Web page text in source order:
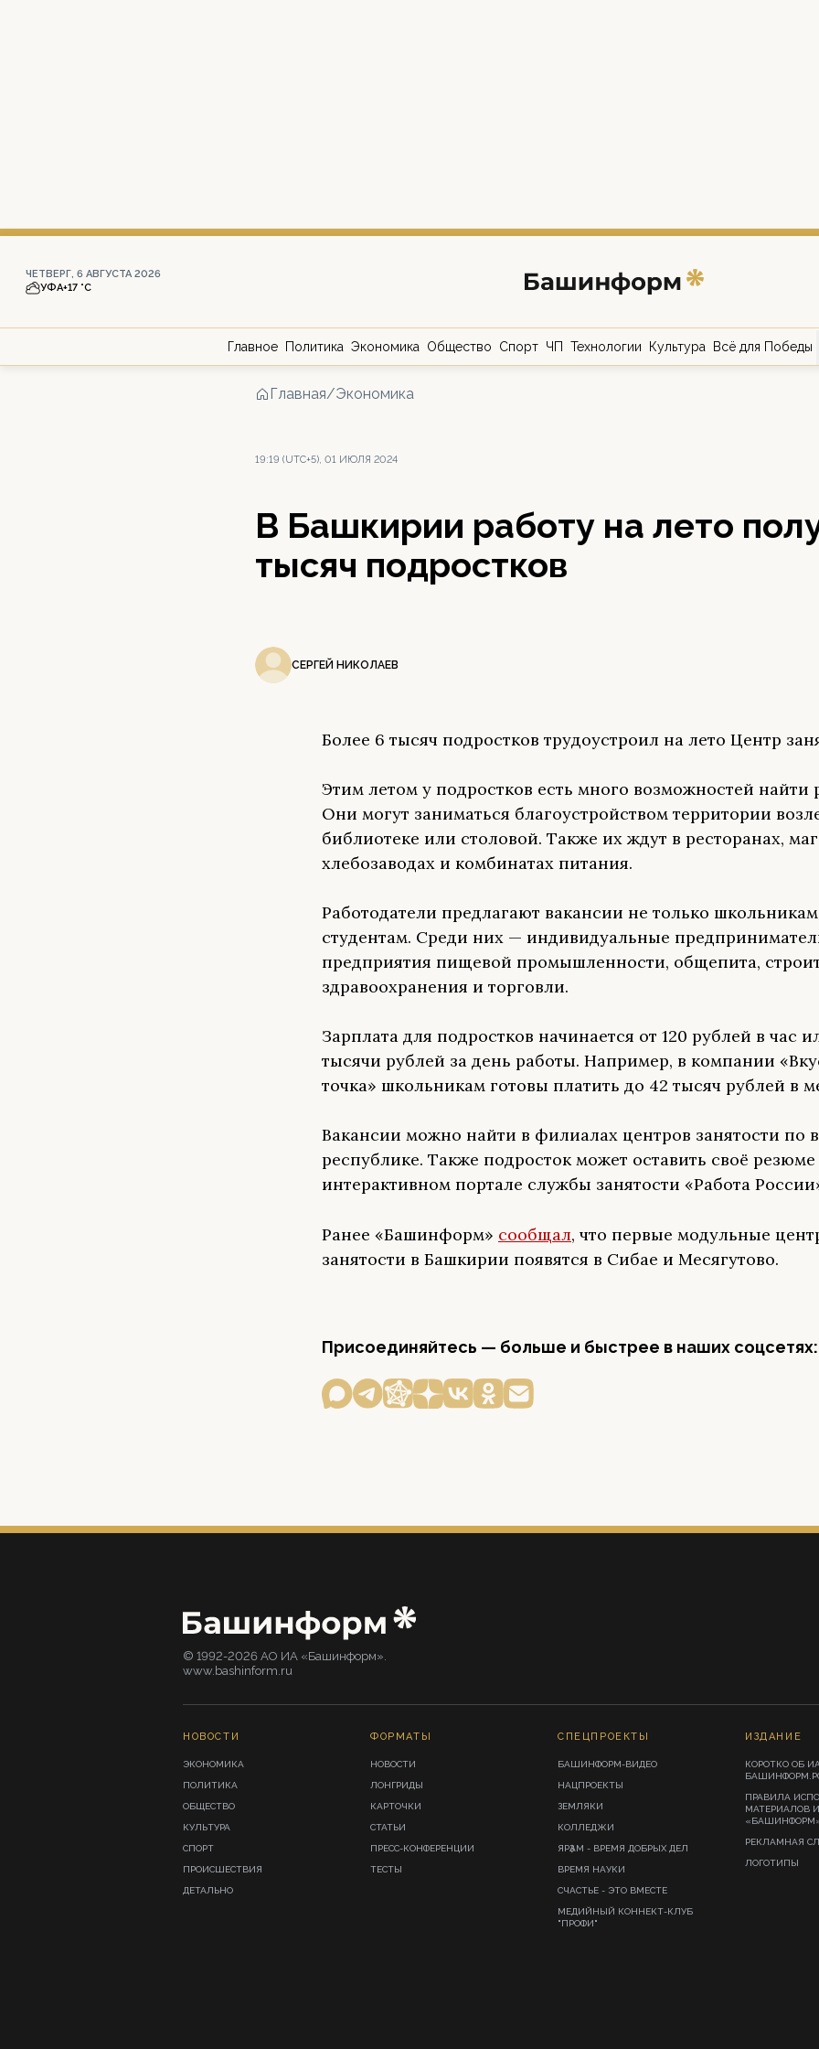
ЧЕТВЕРГ, 6 АВГУСТА 2026
УФА+17 °С
Главное Политика Экономика Общество Спорт ЧП Технологии Культура Всё для Победы
Главная/Экономика
19:19 (UTC+5), 01 ИЮЛЯ 2024
В Башкирии работу на лето
тысяч подростков
СЕРГЕЙ НИКОЛАЕВ
Более 6 тысяч подростков трудоустроил на лето Центр
Этим летом у подростков есть много возможностей найти
Они могут заниматься благоустройством территории
библиотеке или столовой. Также их ждут в ресторанах,
хлебозаводах и комбинатах питания.
Работодатели предлагают вакансии не только
студентам. Среди них — индивидуальные
предприятия пищевой промышленности, общепита,
здравоохранения и торговли.
Зарплата для подростков начинается от 120 рублей в час
тысячи рублей за день работы. Например, в компании
точка» школьникам готовы платить до 42 тысяч рублей в
Вакансии можно найти в филиалах центров занятости по
республике. Также подросток может оставить своё
интерактивном портале службы занятости «Работа
Ранее «Башинформ» сообщал, что первые модульные
занятости в Башкирии появятся в Сибае и Месягутово.
Присоединяйтесь — больше и быстрее в наших соцсетях:
© 1992-2026 АО ИА «Башинформ».
www.bashinform.ru
НОВОСТИ
ЭКОНОМИКА
ПОЛИТИКА
ОБЩЕСТВО
КУЛЬТУРА
СПОРТ
ПРОИСШЕСТВИЯ
ДЕТАЛЬНО
ФОРМАТЫ
НОВОСТИ
ЛОНГРИДЫ
КАРТОЧКИ
СТАТЬИ
ПРЕСС-КОНФЕРЕНЦИИ
ТЕСТЫ
СПЕЦПРОЕКТЫ
БАШИНФОРМ-ВИДЕО
НАЦПРОЕКТЫ
ЗЕМЛЯКИ
КОЛЛЕДЖИ
ЯРҘАМ - ВРЕМЯ ДОБРЫХ ДЕЛ
ВРЕМЯ НАУКИ
СЧАСТЬЕ - ЭТО ВМЕСТЕ
МЕДИЙНЫЙ КОННЕКТ-КЛУБ
"ПРОФИ"
ИЗДАНИЕ
КОРОТКО ОБ
ПРАВИЛА
МАТЕРИАЛОВ
РЕКЛАМНАЯ
ЛОГОТИПЫ